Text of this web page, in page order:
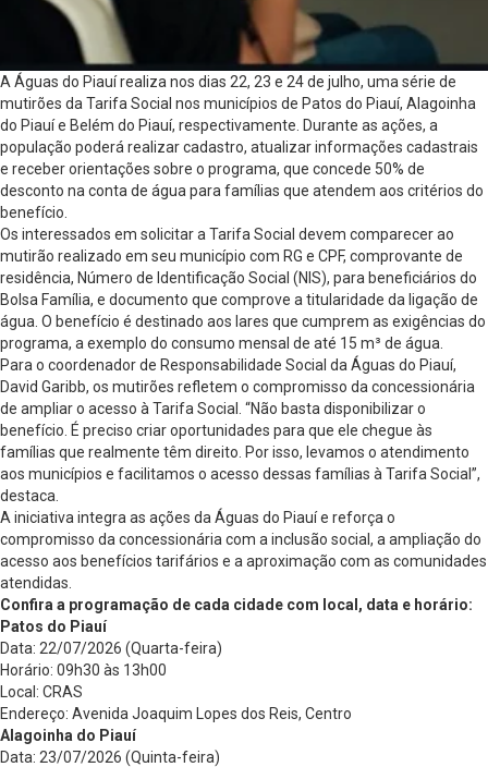
A Águas do Piauí realiza nos dias 22, 23 e 24 de julho, uma série de
mutirões da Tarifa Social nos municípios de Patos do Piauí, Alagoinha
do Piauí e Belém do Piauí, respectivamente. Durante as ações, a
população poderá realizar cadastro, atualizar informações cadastrais
e receber orientações sobre o programa, que concede 50% de
desconto na conta de água para famílias que atendem aos critérios do
benefício.
Os interessados em solicitar a Tarifa Social devem comparecer ao
mutirão realizado em seu município com RG e CPF, comprovante de
residência, Número de Identificação Social (NIS), para beneficiários do
Bolsa Família, e documento que comprove a titularidade da ligação de
água. O benefício é destinado aos lares que cumprem as exigências do
programa, a exemplo do consumo mensal de até 15 m³ de água.
Para o coordenador de Responsabilidade Social da Águas do Piauí,
David Garibb, os mutirões refletem o compromisso da concessionária
de ampliar o acesso à Tarifa Social. “Não basta disponibilizar o
benefício. É preciso criar oportunidades para que ele chegue às
famílias que realmente têm direito. Por isso, levamos o atendimento
aos municípios e facilitamos o acesso dessas famílias à Tarifa Social”,
destaca.
A iniciativa integra as ações da Águas do Piauí e reforça o
compromisso da concessionária com a inclusão social, a ampliação do
acesso aos benefícios tarifários e a aproximação com as comunidades
atendidas.
Confira a programação de cada cidade com local, data e horário:
Patos do Piauí
Data: 22/07/2026 (Quarta-feira)
Horário: 09h30 às 13h00
Local: CRAS
Endereço: Avenida Joaquim Lopes dos Reis, Centro
Alagoinha do Piauí
Data: 23/07/2026 (Quinta-feira)